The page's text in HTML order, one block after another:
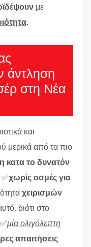
με
.
άντληση
στη Νέα
και
μερικά από τα πιο
το δυνατόν
χωρίς οσμές για
χειρισμών
διότι στο
μία ολιγόλεπτη
απαιτήσεις